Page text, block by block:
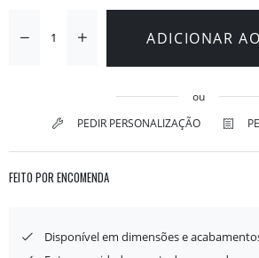
ADICIONAR
ou
PEDIR PERSONALIZAÇÃO
FEITO POR ENCOMENDA
Disponível em dimensões e